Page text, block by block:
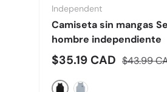
Independent
Camiseta sin mangas
hombre independiente
Precio de venta
$35.19 CAD Precio
$43.99